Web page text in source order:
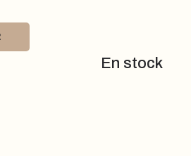
En stock